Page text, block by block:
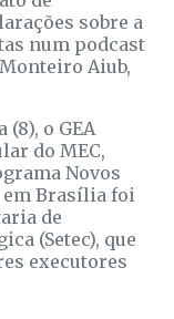
sobre a
num podcast
Aiub,
(8), o GEA
do MEC,
Novos
em Brasília foi
de
(Setec), que
executores